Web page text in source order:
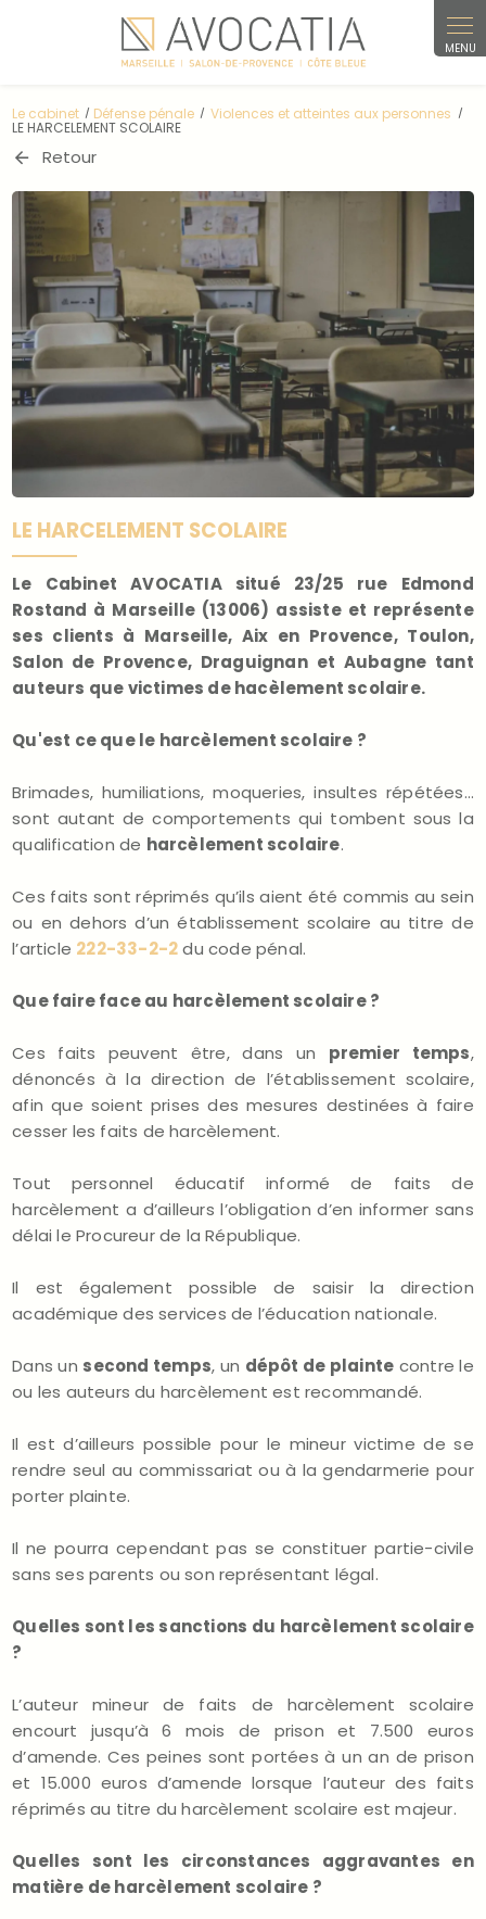
Le cabinet Défense pénale Violences et atteintes aux personnes
LE HARCELEMENT SCOLAIRE
Retour
LE HARCELEMENT SCOLAIRE
Le Cabinet AVOCATIA situé 23/25 rue Edmond
Rostand à Marseille (13006) assiste et représente
ses clients à Marseille, Aix en Provence, Toulon,
Salon de Provence, Draguignan et Aubagne tant
auteurs que victimes de hacèlement scolaire.
Qu'est ce que le harcèlement scolaire ?
Brimades, humiliations, moqueries, insultes répétées…
sont autant de comportements qui tombent sous la
qualification de harcèlement scolaire.
Ces faits sont réprimés qu’ils aient été commis au sein
ou en dehors d’un établissement scolaire au titre de
l’article 222-33-2-2du code pénal.
Que faire face au harcèlement scolaire ?
Ces faits peuvent être, dans un premier temps,
dénoncés à la direction de l’établissement scolaire,
afin que soient prises des mesures destinées à faire
cesser les faits de harcèlement.
Tout personnel éducatif informé de faits de
harcèlement a d’ailleurs l’obligation d’en informer sans
délai le Procureur de la République.
Il est également possible de saisir la direction
académique des services de l’éducation nationale.
Dans un second temps, un dépôt de plainte contre le
ou les auteurs du harcèlement est recommandé.
Il est d’ailleurs possible pour le mineur victime de se
rendre seul au commissariat ou à la gendarmerie pour
porter plainte.
Il ne pourra cependant pas se constituer partie-civile
sans ses parents ou son représentant légal.
Quelles sont les sanctions du harcèlement scolaire
?
L’auteur mineur de faits de harcèlement scolaire
encourt jusqu’à 6 mois de prison et 7.500 euros
d’amende. Ces peines sont portées à un an de prison
et 15.000 euros d’amende lorsque l’auteur des faits
réprimés au titre du harcèlement scolaire est majeur.
Quelles sont les circonstances aggravantes en
matière de harcèlement scolaire ?